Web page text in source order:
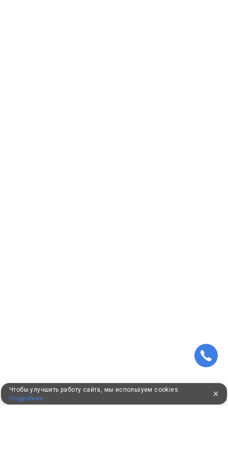
Чтобы улучшить работу сайта, мы используем cookies.
Подробнее